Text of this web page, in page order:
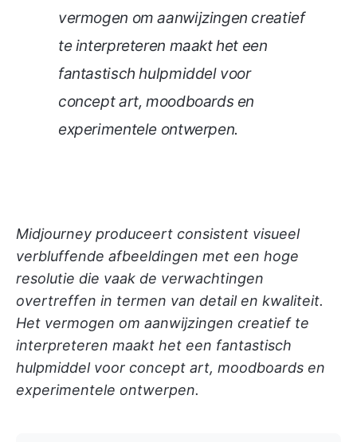
vermogen om aanwijzingen creatief
te interpreteren maakt het een
fantastisch hulpmiddel voor
concept art, moodboards en
experimentele ontwerpen.
Midjourney produceert consistent visueel
verbluffende afbeeldingen met een hoge
resolutie die vaak de verwachtingen
overtreffen in termen van detail en kwaliteit.
Het vermogen om aanwijzingen creatief te
interpreteren maakt het een fantastisch
hulpmiddel voor concept art, moodboards en
experimentele ontwerpen.